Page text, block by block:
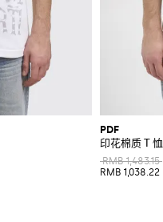
PDF
印花棉质 T 恤
RMB 1,483.15
RMB 1,038.22